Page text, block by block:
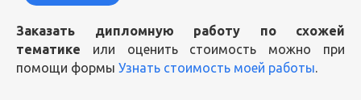
Заказать дипломную работу по схожей
тематике или оценить стоимость можно при
помощи формы Узнать стоимость моей работы.